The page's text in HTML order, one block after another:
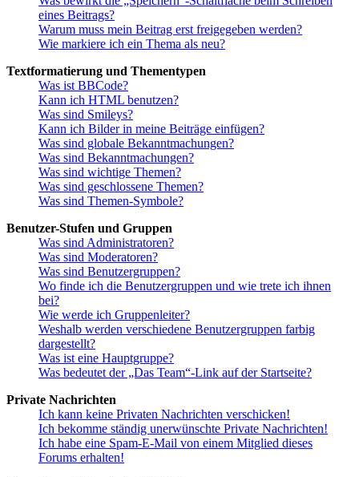
eines Beitrags?
Warum muss mein Beitrag erst freigegeben werden?
Wie markiere ich ein Thema als neu?
Textformatierung und Thementypen
Was ist BBCode?
Kann ich HTML benutzen?
Was sind Smileys?
Kann ich Bilder in meine Beiträge einfügen?
Was sind globale Bekanntmachungen?
Was sind Bekanntmachungen?
Was sind wichtige Themen?
Was sind geschlossene Themen?
Was sind Themen-Symbole?
Benutzer-Stufen und Gruppen
Was sind Administratoren?
Was sind Moderatoren?
Was sind Benutzergruppen?
Wo finde ich die Benutzergruppen und wie trete ich ihnen
bei?
Wie werde ich Gruppenleiter?
Weshalb werden verschiedene Benutzergruppen farbig
dargestellt?
Was ist eine Hauptgruppe?
Was bedeutet der „Das Team“-Link auf der Startseite?
Private Nachrichten
Ich kann keine Privaten Nachrichten verschicken!
Ich bekomme ständig unerwünschte Private Nachrichten!
Ich habe eine Spam-E-Mail von einem Mitglied dieses
Forums erhalten!